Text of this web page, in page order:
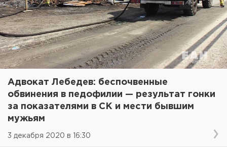
Адвокат Лебедев: беспочвенные
обвинения в педофилии — результат гонки
за показателями в СК и мести бывшим
мужьям
3 декабря 2020 в 16:30